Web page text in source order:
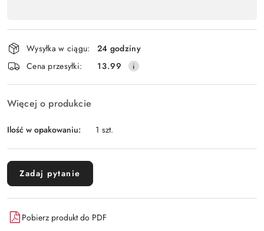
płatność
i
dostawa
Wysyłka w ciągu:
24 godziny
Cena przesyłki:
13.99
Więcej o produkcie
Ilość w opakowaniu: 1 szt.
Zadaj pytanie
Pobierz produkt do PDF